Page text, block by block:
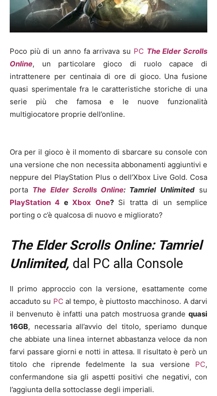
Poco più di un anno fa arrivava su PC The Elder Scrolls
Online, un particolare gioco di ruolo capace di
intrattenere per centinaia di ore di gioco. Una fusione
quasi sperimentale fra le caratteristiche storiche di una
serie più che famosa e le nuove funzionalità
multigiocatore proprie dell’online.
Ora per il gioco è il momento di sbarcare su console con
una versione che non necessita abbonamenti aggiuntivi e
neppure del PlayStation Plus o dell’Xbox Live Gold. Cosa
porta The Elder Scrolls Online: Tamriel Unlimitedsu
PlayStation 4 eXbox One?Si tratta di un semplice
porting o c’è qualcosa di nuovo e migliorato?
The Elder Scrolls Online: Tamriel
Unlimited, dal PC alla Console
Il primo approccio con la versione, esattamente come
accaduto su PC al tempo, è piuttosto macchinoso. A darvi
il benvenuto è infatti una patch mostruosa grande quasi
16GB, necessaria all’avvio del titolo, speriamo dunque
che abbiate una linea internet abbastanza veloce da non
farvi passare giorni e notti in attesa. Il risultato è però un
titolo che riprende fedelmente la sua versione PC,
confermandone sia gli aspetti positivi che negativi, con
l’aggiunta della sottoclasse degli imperiali.